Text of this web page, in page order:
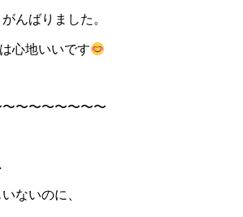
んばりました。
心地いいです
〜〜〜〜〜〜〜
ないのに、